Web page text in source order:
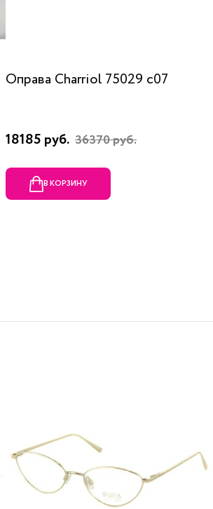
Оправа Charriol 75029 c07
18185 руб. 36370 руб.
В КОРЗИНУ